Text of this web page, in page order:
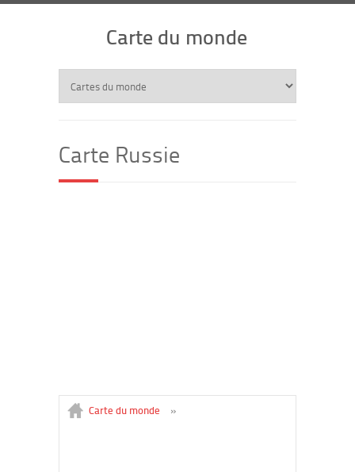
Carte du monde
Carte Russie
Carte du monde »